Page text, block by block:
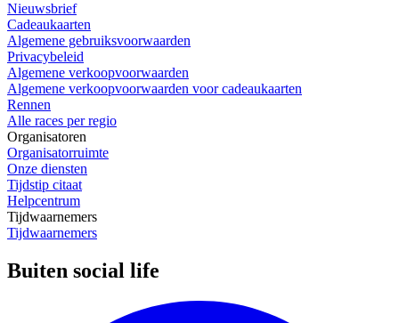
Nieuwsbrief
Cadeaukaarten
Algemene gebruiksvoorwaarden
Privacybeleid
Algemene verkoopvoorwaarden
Algemene verkoopvoorwaarden voor cadeaukaarten
Rennen
Alle races per regio
Organisatoren
Organisatorruimte
Onze diensten
Tijdstip citaat
Helpcentrum
Tijdwaarnemers
Tijdwaarnemers
Buiten social life